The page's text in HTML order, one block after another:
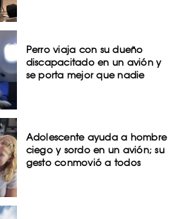
Perro viaja con su dueño
discapacitado en un avión y
se porta mejor que nadie
Adolescente ayuda a hombre
ciego y sordo en un avión; su
gesto conmovió a todos